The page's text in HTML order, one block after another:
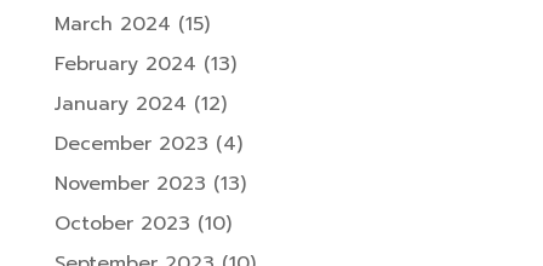
March 2024 (15)
February 2024 (13)
January 2024 (12)
December 2023 (4)
November 2023 (13)
October 2023 (10)